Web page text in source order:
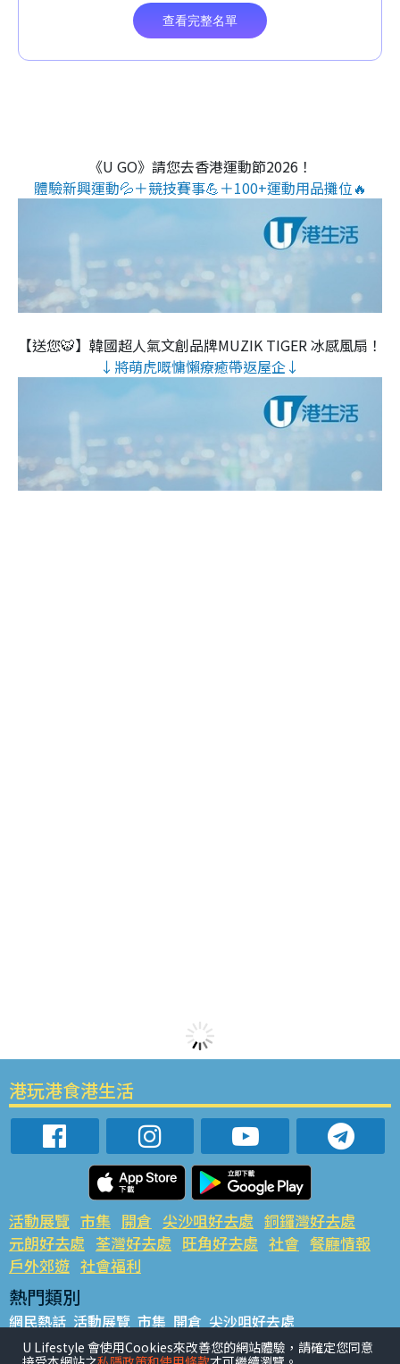
《U GO》請您去香港運動節2026！
體驗新興運動💦＋競技賽事💪＋100+運動用品攤位🔥
【送您🐯】韓國超人氣文創品牌MUZIK TIGER 冰感風扇！
↓將萌虎嘅慵懶療癒帶返屋企↓
港玩港食港生活
活動展覽 市集 開倉 尖沙咀好去處 銅鑼灣好去處
元朗好去處 荃灣好去處 旺角好去處 社會 餐廳情報
戶外郊遊 社會福利
熱門類別
網民熱話 活動展覽 市集 開倉 尖沙咀好去處
銅鑼灣好去處 元朗好去處 荃灣好去處 旺角好去處 社會
U Lifestyle 會使用Cookies來改善您的網站體驗，請確定您同意